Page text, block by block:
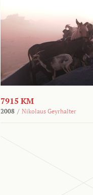
7915 KM
2008 / Nikolaus Geyrhalter